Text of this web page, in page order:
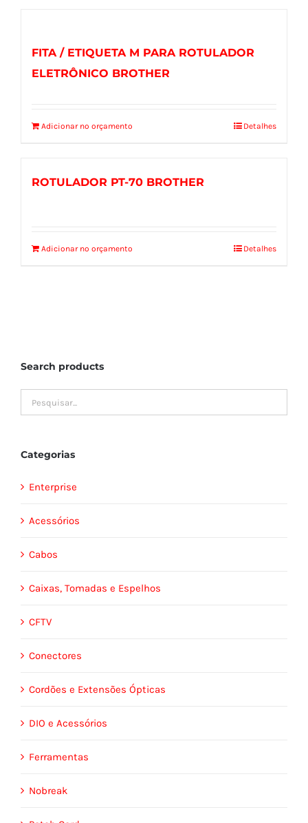
FITA / ETIQUETA M PARA ROTULADOR
ELETRÔNICO BROTHER
Adicionar no orçamento Detalhes
ROTULADOR PT-70 BROTHER
Adicionar no orçamento Detalhes
Search products
Categorias
Enterprise
Acessórios
Cabos
Caixas, Tomadas e Espelhos
CFTV
Conectores
Cordões e Extensões Ópticas
DIO e Acessórios
Ferramentas
Nobreak